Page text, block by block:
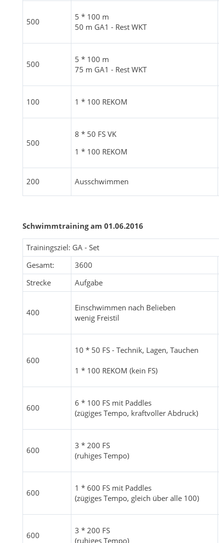
500
5 * 100 m
50 m GA1 - Rest WKT
500
5 * 100 m
75 m GA1 - Rest WKT
100 1 * 100 REKOM
500
8 * 50 FS VK
1 * 100 REKOM
200 Ausschwimmen
Schwimmtraining am 01.06.2016
Trainingsziel: GA - Set
Gesamt:
3600
Strecke
Aufgabe
400
Einschwimmen nach Belieben
wenig Freistil
600
10 * 50 FS - Technik, Lagen, Tauchen
1 * 100 REKOM (kein FS)
600
6 * 100 FS mit Paddles
(zügiges Tempo, kraftvoller Abdruck)
600
3 * 200 FS
(ruhiges Tempo)
600
1 * 600 FS mit Paddles
(zügiges Tempo, gleich über alle 100)
600
3 * 200 FS
(ruhiges Tempo)